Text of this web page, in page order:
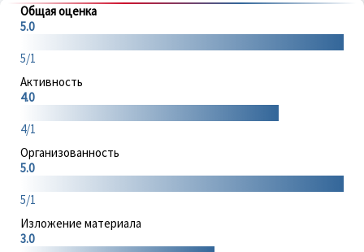
Общая оценка
5.0
5/1
Активность
4.0
4/1
Организованность
5.0
5/1
Изложение материала
3.0